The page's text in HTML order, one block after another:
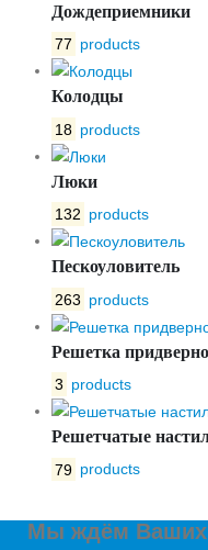
Дождеприемники
77 products
Колодцы
18 products
Люки
132 products
Пескоуловитель
263 products
Решетка
3 products
Решетчатые
79 products
Мы ждём Ваших